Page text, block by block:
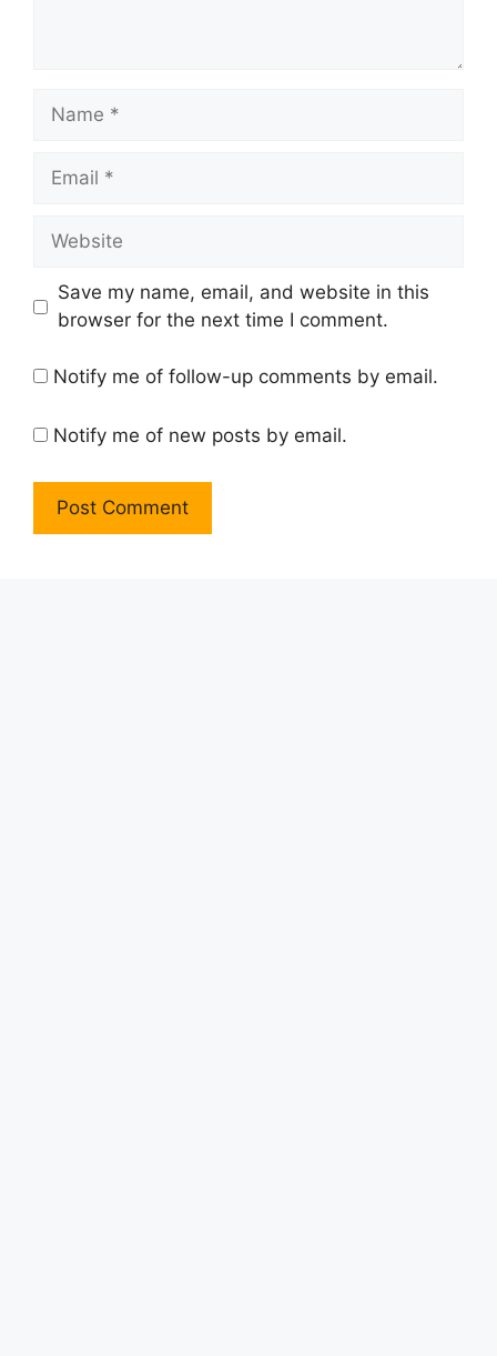
Name
Email
Website
Save my name, email, and website in this
browser for the next time I comment.
Notify me of follow-up comments by email.
Notify me of new posts by email.